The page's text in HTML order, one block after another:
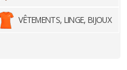
VÊTEMENTS, LINGE, BIJOUX